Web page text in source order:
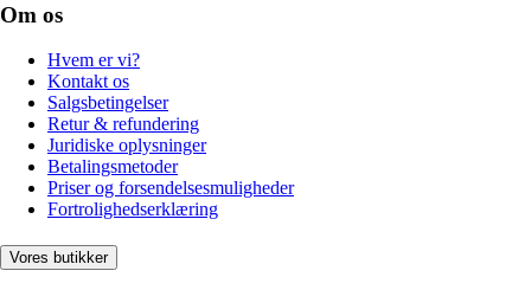
Om os
Hvem er vi?
Kontakt os
Salgsbetingelser
Retur & refundering
Juridiske oplysninger
Betalingsmetoder
Priser og forsendelsesmuligheder
Fortrolighedserklæring
Vores butikker